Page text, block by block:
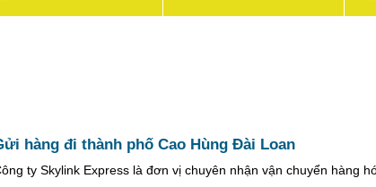
hàng đi thành phố Cao Hùng Đài Loan
ty Skylink Express là đơn vị chuyên nhận vận chuyển hàng